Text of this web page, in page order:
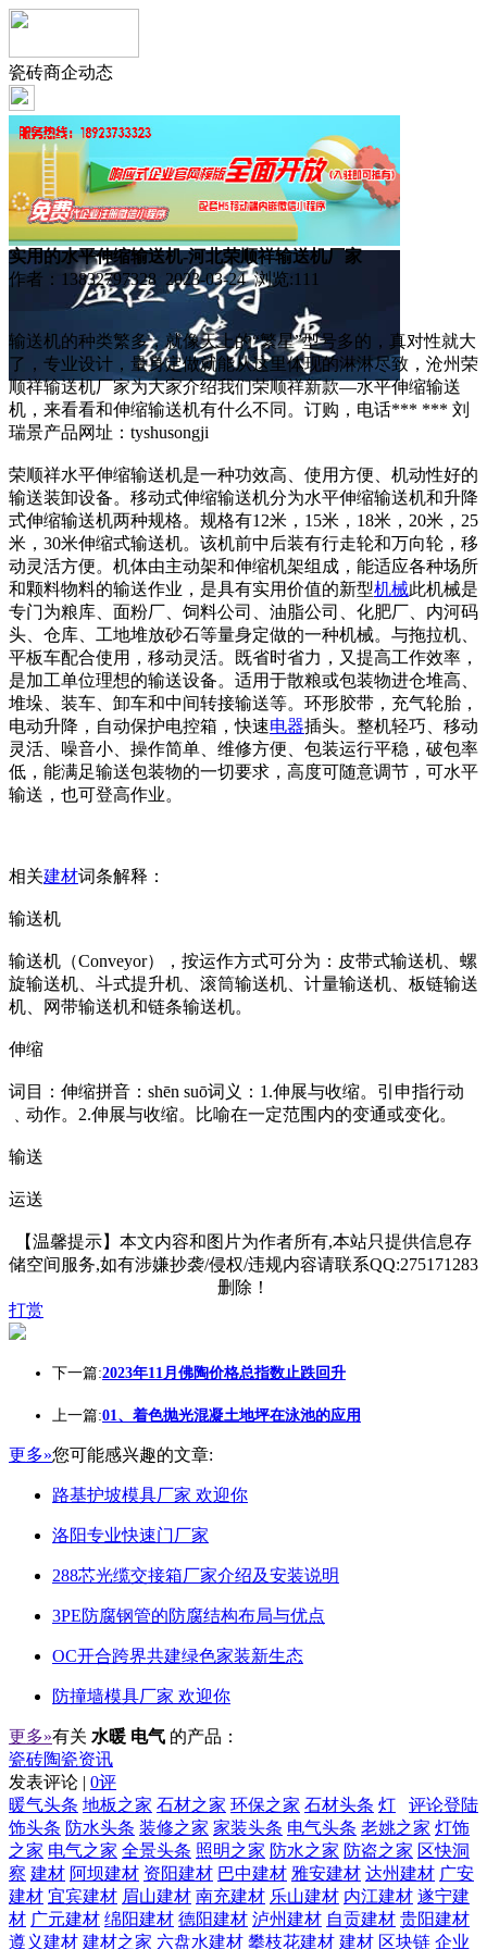
瓷砖商企动态
实用的水平伸缩输送机-河北荣顺祥输送机厂家
作者：13832797328 2023-03-24 浏览:111
输送机的种类繁多，就像天上的“繁星”型号多的，真对性就大
了，专业设计，量身定做就能从这里体现的淋淋尽致，沧州荣
顺祥输送机厂家为大家介绍我们荣顺祥新款—水平伸缩输送
机，来看看和伸缩输送机有什么不同。订购，电话*** *** 刘
瑞景产品网址：tyshusongji
荣顺祥水平伸缩输送机是一种功效高、使用方便、机动性好的
输送装卸设备。移动式伸缩输送机分为水平伸缩输送机和升降
式伸缩输送机两种规格。规格有12米，15米，18米，20米，25
米，30米伸缩式输送机。该机前中后装有行走轮和万向轮，移
动灵活方便。机体由主动架和伸缩机架组成，能适应各种场所
和颗料物料的输送作业，是具有实用价值的新型机械此机械是
专门为粮库、面粉厂、饲料公司、油脂公司、化肥厂、内河码
头、仓库、工地堆放砂石等量身定做的一种机械。与拖拉机、
平板车配合使用，移动灵活。既省时省力，又提高工作效率，
是加工单位理想的输送设备。适用于散粮或包装物进仓堆高、
堆垛、装车、卸车和中间转接输送等。环形胶带，充气轮胎，
电动升降，自动保护电控箱，快速电器插头。整机轻巧、移动
灵活、噪音小、操作简单、维修方便、包装运行平稳，破包率
低，能满足输送包装物的一切要求，高度可随意调节，可水平
输送，也可登高作业。
相关建材词条解释：
输送机
输送机（Conveyor），按运作方式可分为：皮带式输送机、螺
旋输送机、斗式提升机、滚筒输送机、计量输送机、板链输送
机、网带输送机和链条输送机。
伸缩
词目：伸缩拼音：shēn suō词义：1.伸展与收缩。引申指行动
﹑动作。2.伸展与收缩。比喻在一定范围内的变通或变化。
输送
运送
【温馨提示】本文内容和图片为作者所有,本站只提供信息存
储空间服务,如有涉嫌抄袭/侵权/违规内容请联系QQ:275171283
删除！
打赏
下一篇:2023年11月佛陶价格总指数止跌回升
上一篇:01、着色抛光混凝土地坪在泳池的应用
更多»您可能感兴趣的文章:
路基护坡模具厂家 欢迎你
洛阳专业快速门厂家
288芯光缆交接箱厂家介绍及安装说明
3PE防腐钢管的防腐结构布局与优点
OC开合跨界共建绿色家装新生态
防撞墙模具厂家 欢迎你
更多»有关 水暖 电气 的产品：
瓷砖陶瓷资讯
发表评论 | 0评
评论登陆
暖气头条 地板之家 石材之家 环保之家 石材头条 灯
饰头条 防水头条 装修之家 家装头条 电气头条 老姚之家 灯饰
之家 电气之家 全景头条 照明之家 防水之家 防盗之家 区快洞
察 建材 阿坝建材 资阳建材 巴中建材 雅安建材 达州建材 广安
建材 宜宾建材 眉山建材 南充建材 乐山建材 内江建材 遂宁建
材 广元建材 绵阳建材 德阳建材 泸州建材 自贡建材 贵阳建材
遵义建材 建材之家 六盘水建材 攀枝花建材 建材 区块链 企业